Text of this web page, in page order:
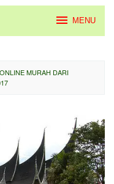
MENU
MURAH DARI